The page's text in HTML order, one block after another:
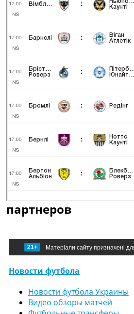
партнеров
21+ Матеріали сайту призначені
Новости футбола
Новости футбола Украины
Видео обзоры матчей